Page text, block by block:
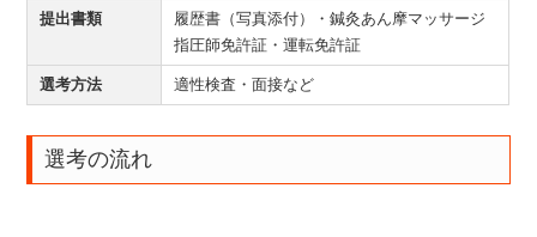
提出書類
履歴書（写真添付）・鍼灸あん摩マッサージ
指圧師免許証・運転免許証
選考方法 適性検査・面接など
選考の流れ